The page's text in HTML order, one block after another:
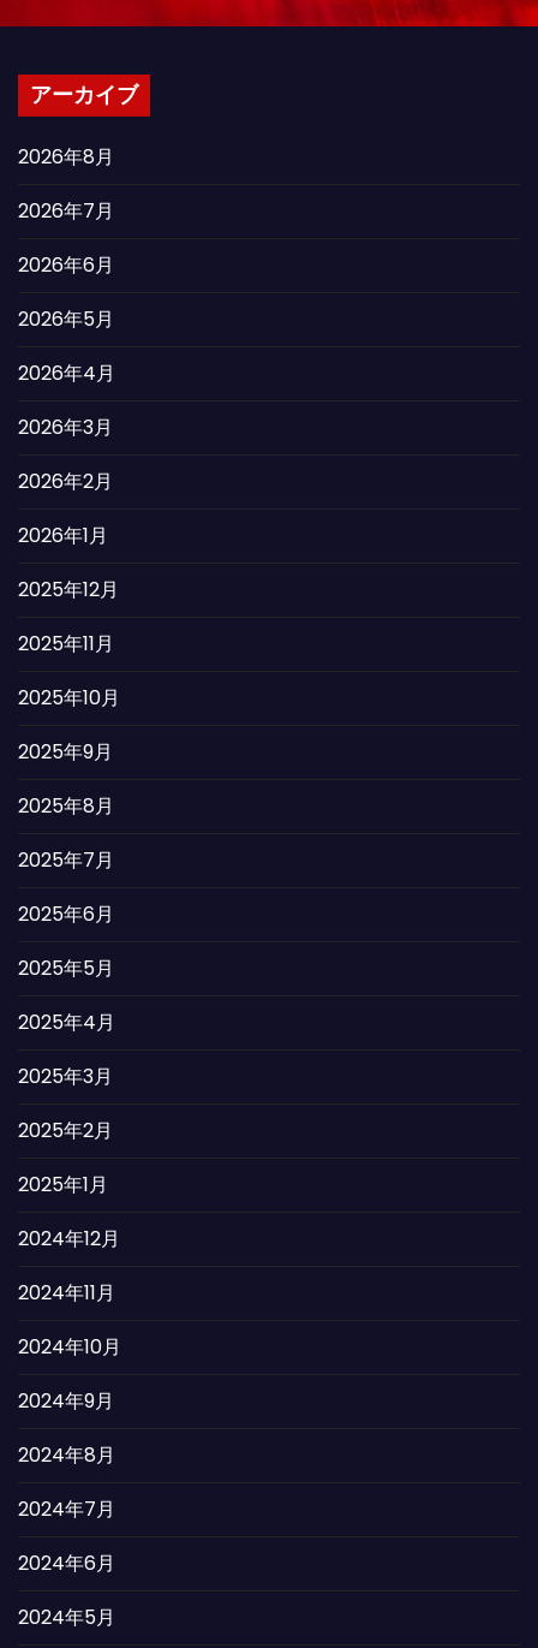
アーカイブ
2026年8月
2026年7月
2026年6月
2026年5月
2026年4月
2026年3月
2026年2月
2026年1月
2025年12月
2025年11月
2025年10月
2025年9月
2025年8月
2025年7月
2025年6月
2025年5月
2025年4月
2025年3月
2025年2月
2025年1月
2024年12月
2024年11月
2024年10月
2024年9月
2024年8月
2024年7月
2024年6月
2024年5月